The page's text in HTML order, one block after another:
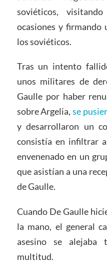
soviéticos,
ocasiones y firmando
los soviéticos.
Tras un intento
unos militares de
Gaulle por haber
sobre Argelia,se
y desarrollaron un
consistía en infiltrar
envenenado en un
que asistían a una
de Gaulle.
Cuando De Gaulle
la mano, el general
asesino se alejaba
multitud.